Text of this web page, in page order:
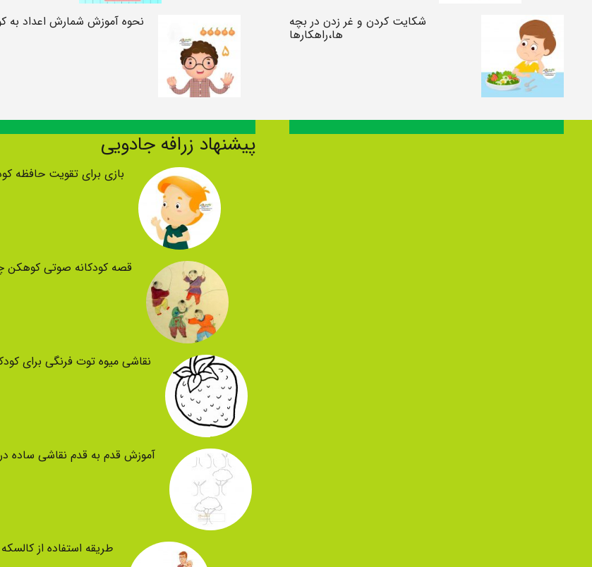
شکایت کردن و غر زدن در بچه
ها،راهکارها
نحوه آموزش شمارش اعداد به
پیشنهاد زرافه جادویی
بازی برای تقویت حافظه
قصه کودکانه صوتی کوهکن
نقاشی میوه توت فرنگی برای
آموزش قدم به قدم نقاشی ساده
طریقه استفاده از